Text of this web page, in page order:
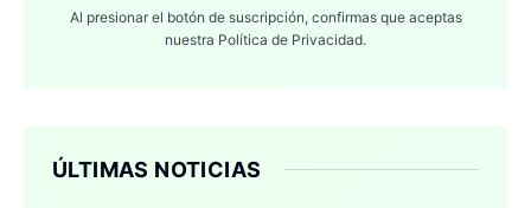
Al presionar el botón de suscripción, confirmas que aceptas
nuestra Política de Privacidad.
ÚLTIMAS NOTICIAS